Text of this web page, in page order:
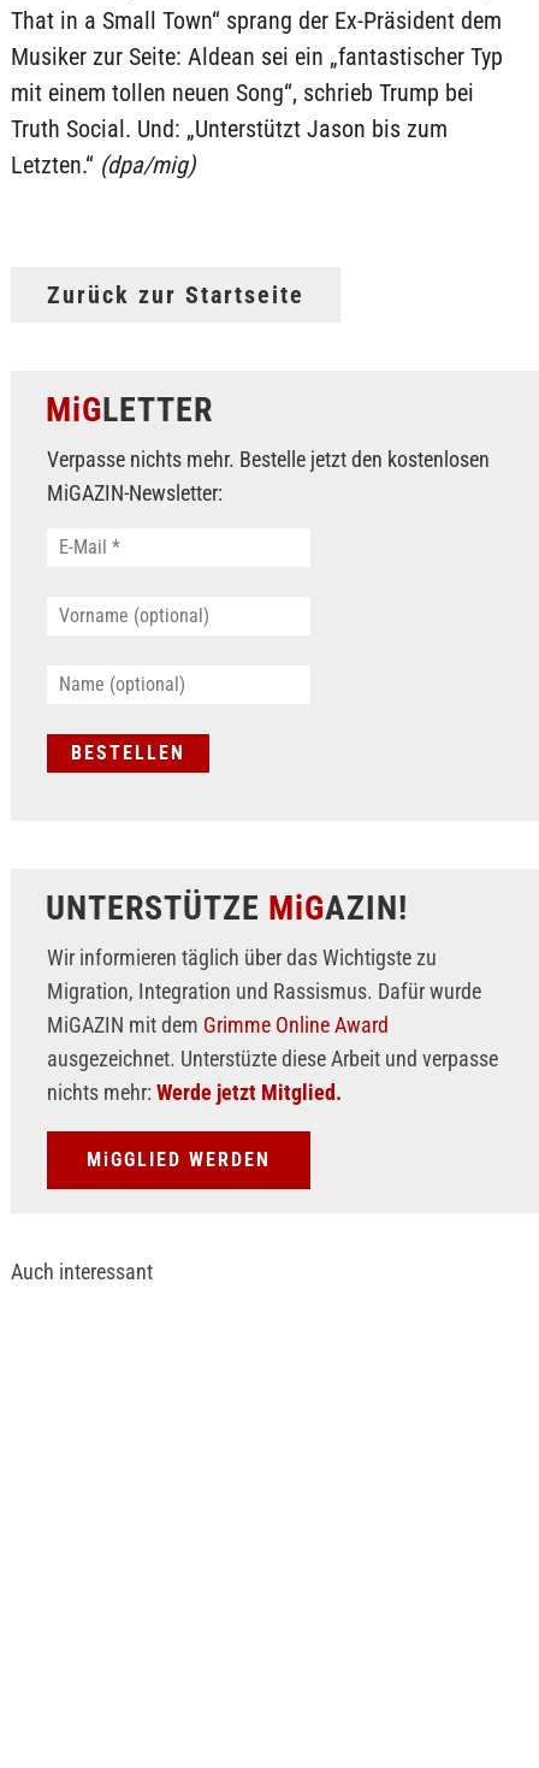
That in a Small Town“ sprang der Ex-Präsident dem
Musiker zur Seite: Aldean sei ein „fantastischer Typ
mit einem tollen neuen Song“, schrieb Trump bei
Truth Social. Und: „Unterstützt Jason bis zum
Letzten.“ (dpa/mig)
Zurück zur Startseite
MiGLETTER
Verpasse nichts mehr. Bestelle jetzt den kostenlosen
MiGAZIN-Newsletter:
UNTERSTÜTZE MiGAZIN!
Wir informieren täglich über das Wichtigste zu
Migration, Integration und Rassismus. Dafür wurde
MiGAZIN mit dem Grimme Online Award
ausgezeichnet. Unterstüzte diese Arbeit und verpasse
nichts mehr: Werde jetzt Mitglied.
MiGGLIED WERDEN
Auch interessant